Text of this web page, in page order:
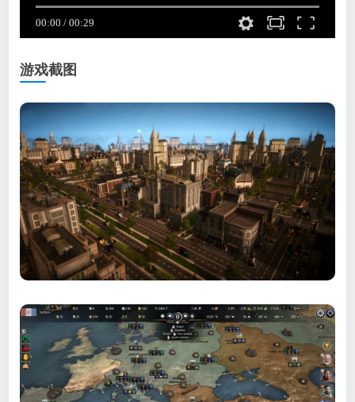
游戏截图